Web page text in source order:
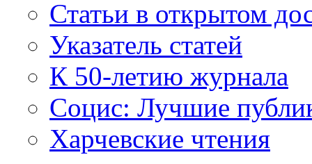
Статьи в открытом
Указатель статей
К 50-летию журнала
Социс: Лучшие
Харчевские чтения